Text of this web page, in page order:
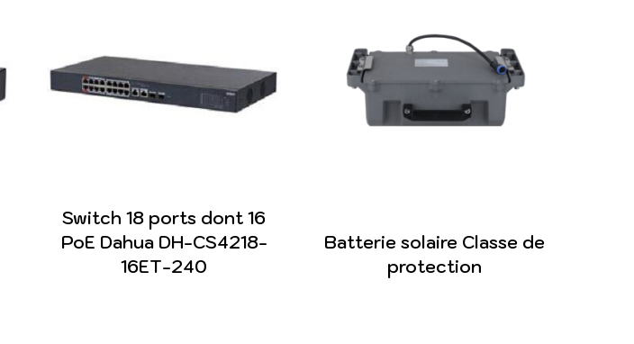
Switch 18 ports dont 16
PoE Dahua DH-CS4218-
16ET-240
Batterie solaire Classe de
protection